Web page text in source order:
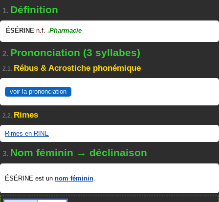
1. Définition
ÉSÉRINE n.f. #Pharmacie
2. Prononciation (3 syllabes)
2.1. Rébus & Acrostiche phonémique
voir la prononciation
2.2. Rimes
Rimes en RINE
3. Nom féminin → déclinaison
ÉSÉRINE est un nom féminin.